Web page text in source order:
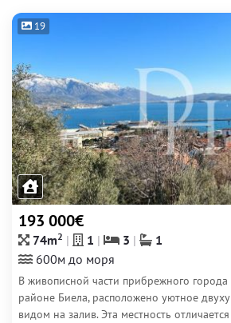
19
193 000€
74m2 1 3
1
600м до моря
В живописной части прибрежного
районе Биела, расположено уютное
видом на залив. Эта местность